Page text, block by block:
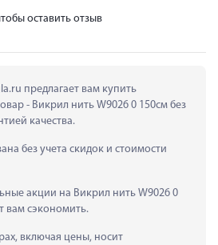
оставить отзыв
предлагает вам купить
- Викрил нить W9026 0 150см без
качества.
без учета скидок и стоимости
акции на Викрил нить W9026 0
вам сэкономить.
включая цены, носит